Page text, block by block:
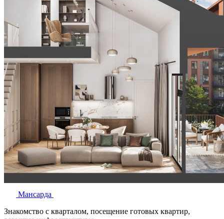
Мансарда
Знакомство с кварталом, посещение готовых квартир,